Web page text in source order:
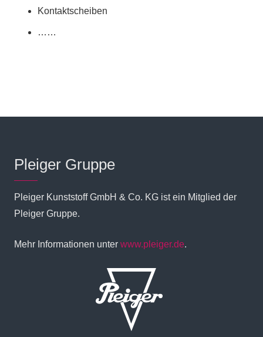
Kontaktscheiben
……
Pleiger Gruppe
Pleiger Kunststoff GmbH & Co. KG ist ein Mitglied der
Pleiger Gruppe.
Mehr Informationen unter www.pleiger.de.